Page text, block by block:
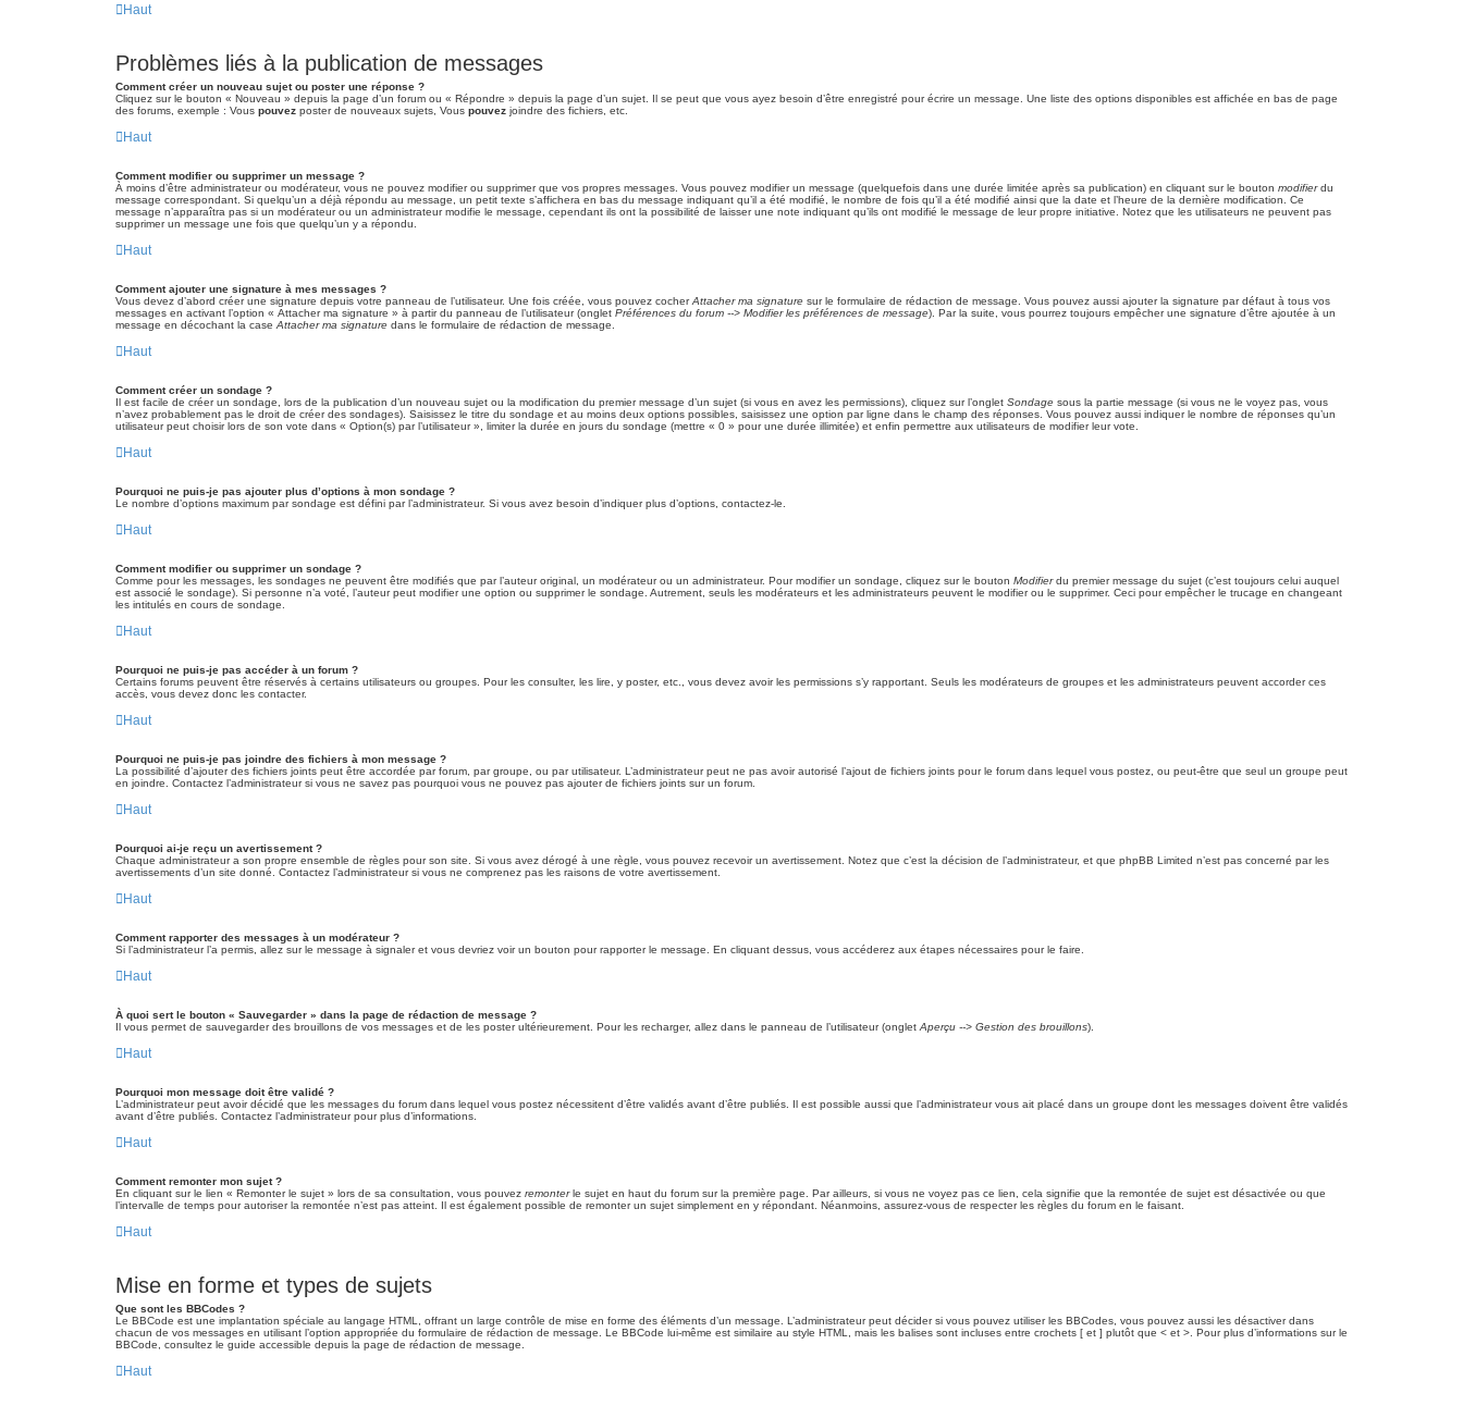
Haut
Problèmes liés à la publication de messages
Comment créer un nouveau sujet ou poster une réponse ?
Cliquez sur le bouton « Nouveau » depuis la page d’un forum ou « Répondre » depuis la page d’un sujet. Il se peut que vous ayez besoin d’être enregistré pour écrire un message. Une liste des options disponibles est affichée en bas de page
des forums, exemple : Vous pouvez poster de nouveaux sujets, Vous pouvez joindre des fichiers, etc.
Haut
Comment modifier ou supprimer un message ?
À moins d’être administrateur ou modérateur, vous ne pouvez modifier ou supprimer que vos propres messages. Vous pouvez modifier un message (quelquefois dans une durée limitée après sa publication) en cliquant sur le bouton modifierdu
message correspondant. Si quelqu’un a déjà répondu au message, un petit texte s’affichera en bas du message indiquant qu’il a été modifié, le nombre de fois qu’il a été modifié ainsi que la date et l’heure de la dernière modification. Ce
message n’apparaîtra pas si un modérateur ou un administrateur modifie le message, cependant ils ont la possibilité de laisser une note indiquant qu’ils ont modifié le message de leur propre initiative. Notez que les utilisateurs ne peuvent pas
supprimer un message une fois que quelqu’un y a répondu.
Haut
Comment ajouter une signature à mes messages ?
Vous devez d’abord créer une signature depuis votre panneau de l’utilisateur. Une fois créée, vous pouvez cocherAttacher ma signature sur le formulaire de rédaction de message. Vous pouvez aussi ajouter la signature par défaut à tous vos
messages en activant l’option « Attacher ma signature » à partir du panneau de l’utilisateur (onglet Préférences du forum --> Modifier les préférences de message). Par la suite, vous pourrez toujours empêcher une signature d’être ajoutée à un
message en décochant la case Attacher ma signature dans le formulaire de rédaction de message.
Haut
Comment créer un sondage ?
Il est facile de créer un sondage, lors de la publication d’un nouveau sujet ou la modification du premier message d’un sujet (si vous en avez les permissions), cliquez sur l’onglet Sondage sous la partie message (si vous ne le voyez pas, vous
n’avez probablement pas le droit de créer des sondages). Saisissez le titre du sondage et au moins deux options possibles, saisissez une option par ligne dans le champ des réponses. Vous pouvez aussi indiquer le nombre de réponses qu’un
utilisateur peut choisir lors de son vote dans « Option(s) par l’utilisateur », limiter la durée en jours du sondage (mettre « 0 » pour une durée illimitée) et enfin permettre aux utilisateurs de modifier leur vote.
Haut
Pourquoi ne puis-je pas ajouter plus d’options à mon sondage ?
Le nombre d’options maximum par sondage est défini par l’administrateur. Si vous avez besoin d’indiquer plus d’options, contactez-le.
Haut
Comment modifier ou supprimer un sondage ?
Comme pour les messages, les sondages ne peuvent être modifiés que par l’auteur original, un modérateur ou un administrateur. Pour modifier un sondage, cliquez sur le bouton Modifierdu premier message du sujet (c’est toujours celui auquel
est associé le sondage). Si personne n’a voté, l’auteur peut modifier une option ou supprimer le sondage. Autrement, seuls les modérateurs et les administrateurs peuvent le modifier ou le supprimer. Ceci pour empêcher le trucage en changeant
les intitulés en cours de sondage.
Haut
Pourquoi ne puis-je pas accéder à un forum ?
Certains forums peuvent être réservés à certains utilisateurs ou groupes. Pour les consulter, les lire, y poster, etc., vous devez avoir les permissions s’y rapportant. Seuls les modérateurs de groupes et les administrateurs peuvent accorder ces
accès, vous devez donc les contacter.
Haut
Pourquoi ne puis-je pas joindre des fichiers à mon message ?
La possibilité d’ajouter des fichiers joints peut être accordée par forum, par groupe, ou par utilisateur. L’administrateur peut ne pas avoir autorisé l’ajout de fichiers joints pour le forum dans lequel vous postez, ou peut-être que seul un groupe peut
en joindre. Contactez l’administrateur si vous ne savez pas pourquoi vous ne pouvez pas ajouter de fichiers joints sur un forum.
Haut
Pourquoi ai-je reçu un avertissement ?
Chaque administrateur a son propre ensemble de règles pour son site. Si vous avez dérogé à une règle, vous pouvez recevoir un avertissement. Notez que c’est la décision de l’administrateur, et que phpBB Limited n’est pas concerné par les
avertissements d’un site donné. Contactez l’administrateur si vous ne comprenez pas les raisons de votre avertissement.
Haut
Comment rapporter des messages à un modérateur ?
Si l’administrateur l’a permis, allez sur le message à signaler et vous devriez voir un bouton pour rapporter le message. En cliquant dessus, vous accéderez aux étapes nécessaires pour le faire.
Haut
À quoi sert le bouton « Sauvegarder » dans la page de rédaction de message ?
Il vous permet de sauvegarder des brouillons de vos messages et de les poster ultérieurement. Pour les recharger, allez dans le panneau de l’utilisateur (onglet Aperçu --> Gestion des brouillons).
Haut
Pourquoi mon message doit être validé ?
L’administrateur peut avoir décidé que les messages du forum dans lequel vous postez nécessitent d’être validés avant d’être publiés. Il est possible aussi que l’administrateur vous ait placé dans un groupe dont les messages doivent être validés
avant d’être publiés. Contactez l’administrateur pour plus d’informations.
Haut
Comment remonter mon sujet ?
En cliquant sur le lien « Remonter le sujet » lors de sa consultation, vous pouvez remonterle sujet en haut du forum sur la première page. Par ailleurs, si vous ne voyez pas ce lien, cela signifie que la remontée de sujet est désactivée ou que
l’intervalle de temps pour autoriser la remontée n’est pas atteint. Il est également possible de remonter un sujet simplement en y répondant. Néanmoins, assurez-vous de respecter les règles du forum en le faisant.
Haut
Mise en forme et types de sujets
Que sont les BBCodes ?
Le BBCode est une implantation spéciale au langage HTML, offrant un large contrôle de mise en forme des éléments d’un message. L’administrateur peut décider si vous pouvez utiliser les BBCodes, vous pouvez aussi les désactiver dans
chacun de vos messages en utilisant l’option appropriée du formulaire de rédaction de message. Le BBCode lui-même est similaire au style HTML, mais les balises sont incluses entre crochets [ et ] plutôt que < et >. Pour plus d’informations sur le
BBCode, consultez le guide accessible depuis la page de rédaction de message.
Haut